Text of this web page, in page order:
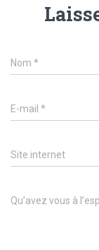
Nom *
E-mail *
Site internet
Qu’avez vous à